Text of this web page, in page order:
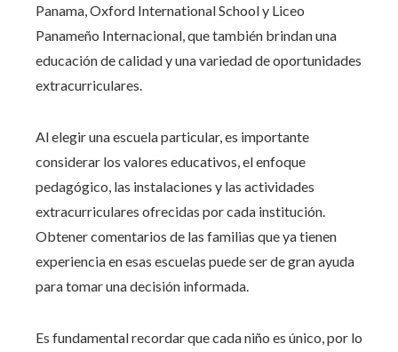
Panama, Oxford International School y Liceo
Panameño Internacional, que también brindan una
educación de calidad y una variedad de oportunidades
extracurriculares.
Al elegir una escuela particular, es importante
considerar los valores educativos, el enfoque
pedagógico, las instalaciones y las actividades
extracurriculares ofrecidas por cada institución.
Obtener comentarios de las familias que ya tienen
experiencia en esas escuelas puede ser de gran ayuda
para tomar una decisión informada.
Es fundamental recordar que cada niño es único, por lo